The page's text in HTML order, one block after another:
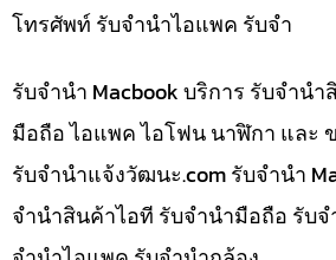
โทรศัพท์ รับจำนำไอแพค รับจำ
รับจำนำ Macbook บริการ รับจำน
มือถือ ไอแพค ไอโฟน นาฬิกา และ
รับจํานําแจ้งวัฒนะ.com รับจำนำ
จำนำสินค้าไอที รับจำนำมือถือ รับ